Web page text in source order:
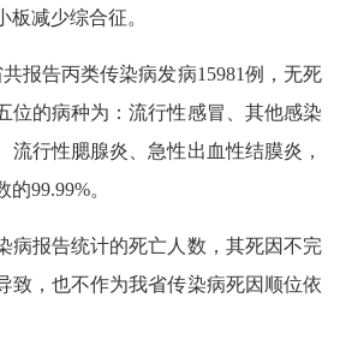
减少综合征。
告丙类传染病发病15981例，无死
位的病种为：流行性感冒、其他感染
流行性腮腺炎、急性出血性结膜炎，
99.99%。
报告统计的死亡人数，其死因不完
致，也不作为我省传染病死因顺位依